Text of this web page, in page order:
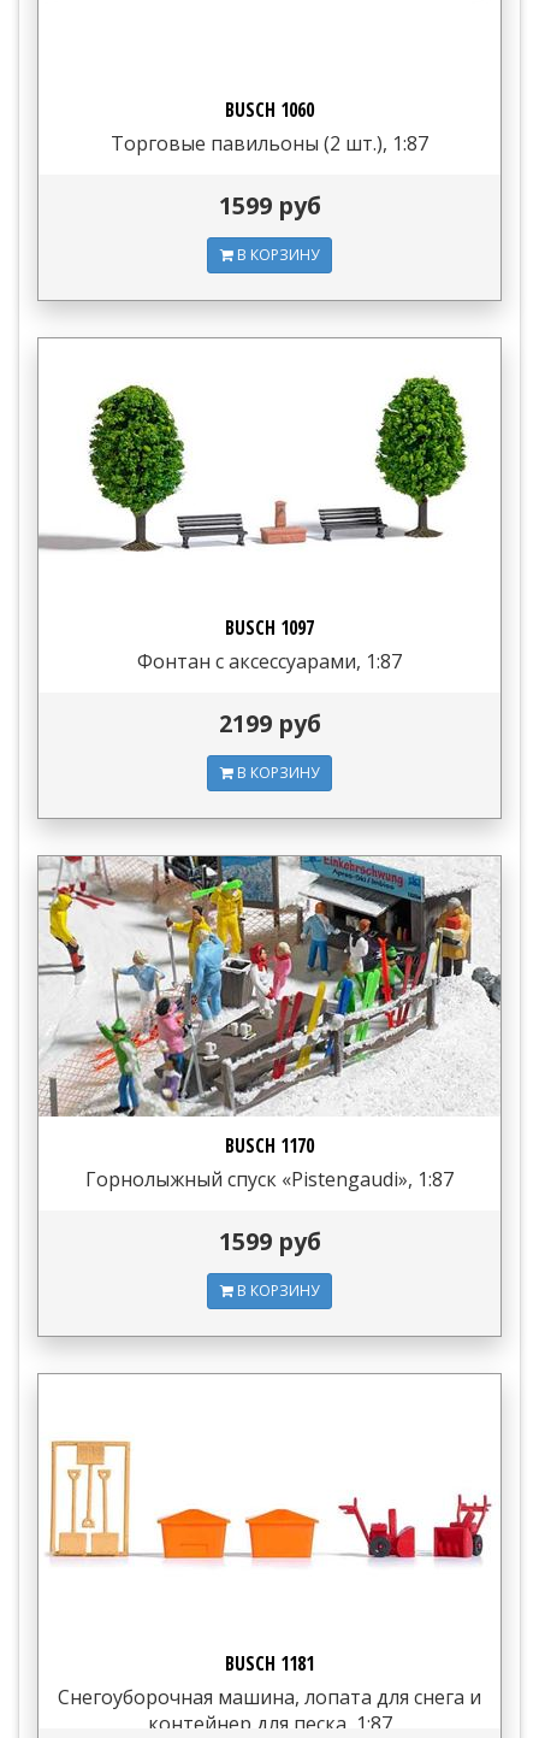
BUSCH 1060
Торговые павильоны (2 шт.), 1:87
1599 руб
В КОРЗИНУ
BUSCH 1097
Фонтан с аксессуарами, 1:87
2199 руб
В КОРЗИНУ
BUSCH 1170
Горнолыжный спуск «Pistengaudi», 1:87
1599 руб
В КОРЗИНУ
BUSCH 1181
Снегоуборочная машина, лопата для снега и
контейнер для песка, 1:87